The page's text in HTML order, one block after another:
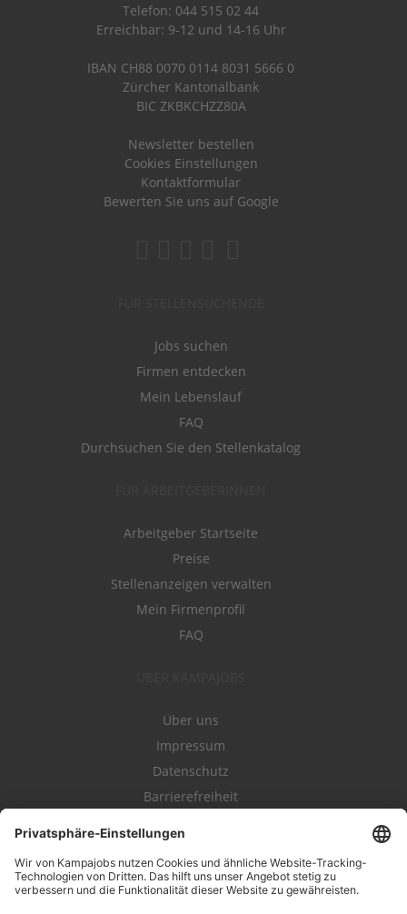
Telefon: 044 515 02 44
Erreichbar: 9-12 und 14-16 Uhr
IBAN CH88 0070 0114 8031 5666 0
Zürcher Kantonalbank
BIC ZKBKCHZZ80A
Newsletter bestellen
Cookies Einstellungen
Kontaktformular
Bewerten Sie uns auf Google
Jobs suchen
Firmen entdecken
Mein Lebenslauf
FAQ
Durchsuchen Sie den Stellenkatalog
Arbeitgeber Startseite
Preise
Stellenanzeigen verwalten
Mein Firmenprofil
FAQ
Über uns
Impressum
Datenschutz
Barrierefreiheit
Kampahire
Kampagnenforum